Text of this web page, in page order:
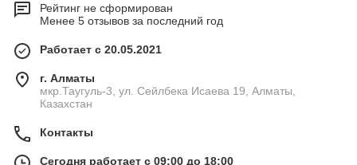
Рейтинг не сформирован
Менее 5 отзывов за последний год
Работает с 20.05.2021
г. Алматы
мкр.Таугуль-3, ул. Сейлбека Исаева 19, Алматы,
Казахстан
Контакты
Сегодня работает с 09:00 до 18:00